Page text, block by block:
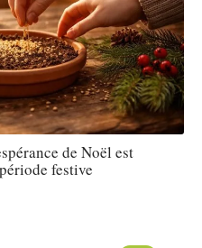
de Noël est
festive